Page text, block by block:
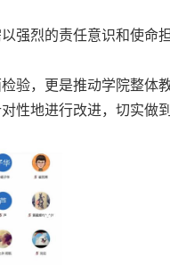
强烈的责任意识和使命
验，更是推动学院整体
性地进行改进， 切实做到